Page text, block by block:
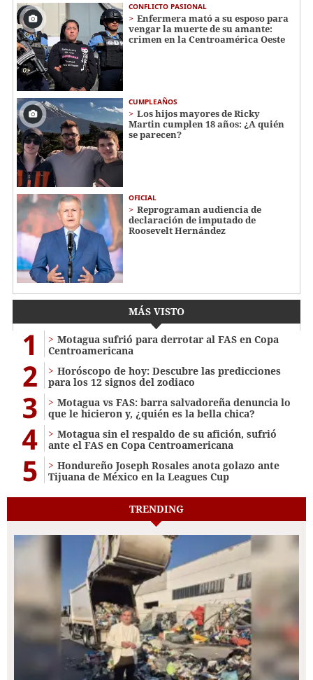
CONFLICTO PASIONAL
Enfermera mató a su esposo para
vengar la muerte de su amante:
crimen en la Centroamérica Oeste
CUMPLEAÑOS
Los hijos mayores de Ricky
Martin cumplen 18 años: ¿A quién
se parecen?
OFICIAL
Reprograman audiencia de
declaración de imputado de
Roosevelt Hernández
MÁS VISTO
1
Motagua sufrió para derrotar al FAS en Copa
Centroamericana
2
Horóscopo de hoy: Descubre las predicciones
para los 12 signos del zodiaco
3
Motagua vs FAS: barra salvadoreña denuncia lo
que le hicieron y, ¿quién es la bella chica?
4
Motagua sin el respaldo de su afición, sufrió
ante el FAS en Copa Centroamericana
5
Hondureño Joseph Rosales anota golazo ante
Tijuana de México en la Leagues Cup
TRENDING